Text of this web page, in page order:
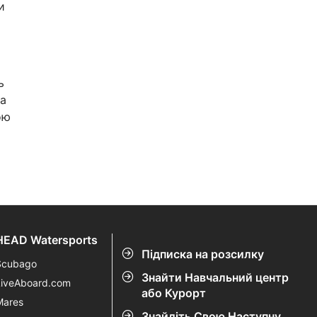
Підписка на розсилку
Знайти Навчальний центр
або Курорт
Watersports